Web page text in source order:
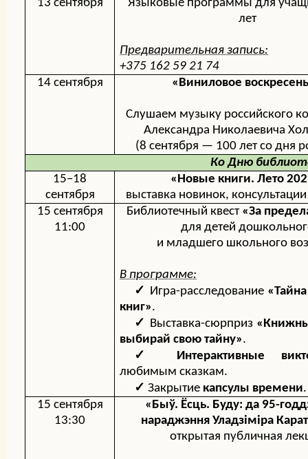
13 сентября
Языковые программы для
лет
Предварительная запись:
+375 162 59 21 74
14 сентября
«Виниловое
Слушаем музыку российского
Александра Николаевича
(8 сентября — 100 лет со дня
Ко Дню
15–18
сентября
«Новые книги. Лето
выставка новинок,
15 сентября
11:00
Библиотечный квест «За
для детей
и младшего школьного
В программе:
✓ Игра-расследование
книг».
✓ Выставка-сюрприз
выбирай свою тайну».
✓
Интерактивные
любимым сказкам.
✓ Закрытие капсулы времени.
15 сентября
13:30
«Быў. Ёсць. Буду: да 95-
нараджэння Уладзіміра
открытая публичная